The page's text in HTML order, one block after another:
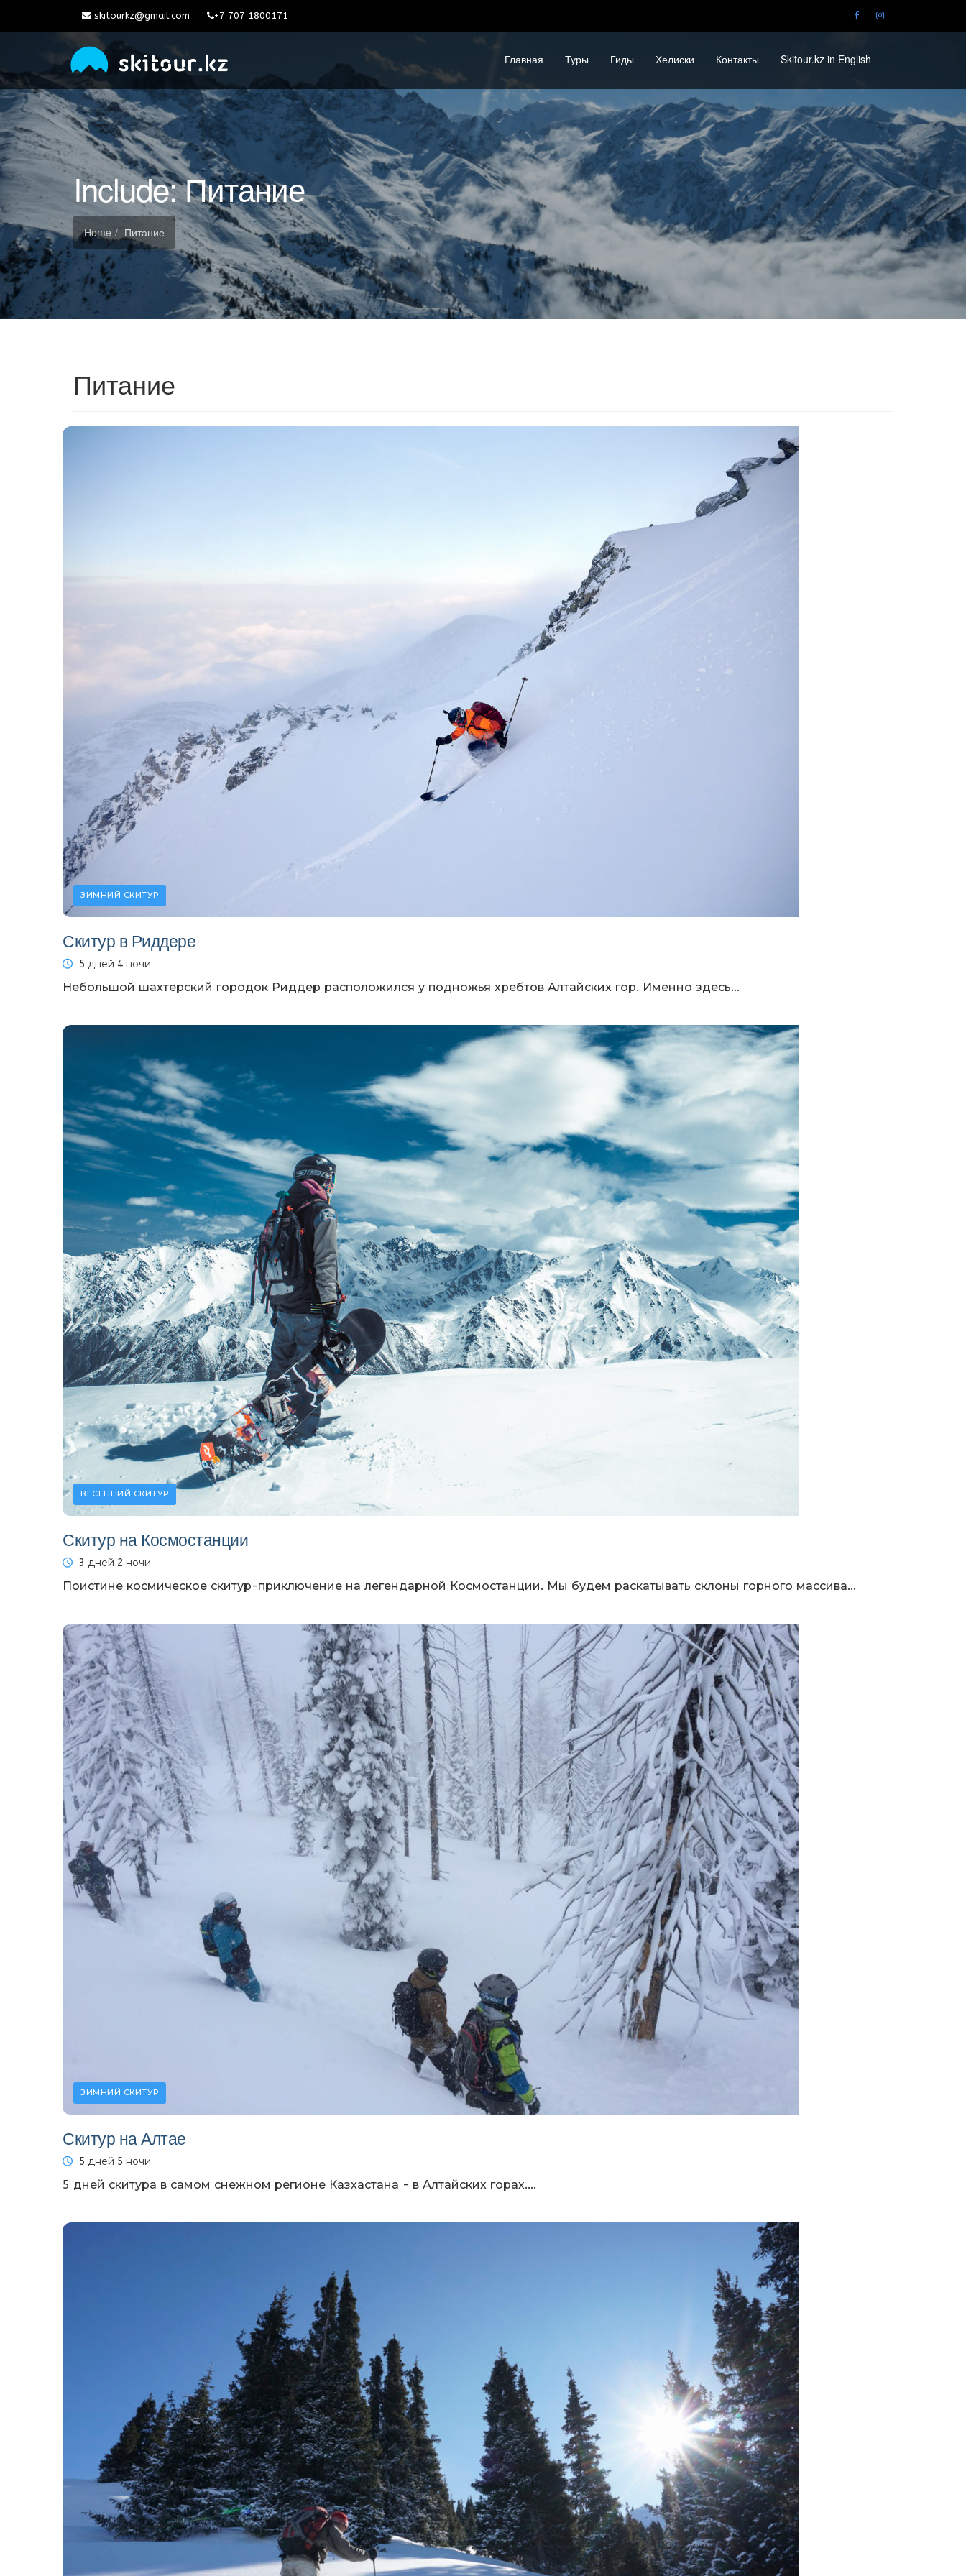
skitourkz@gmail.com +7 707 1800171
Главная Туры Гиды Хелиски Контакты Skitour.kz in English
Include: Питание
Home Питание
Питание
ЗИМНИЙ СКИТУР
Скитур в Риддере
5 дней 4 ночи
Небольшой шахтерский городок Риддер расположился у подножья хребтов Алтайских гор. Именно здесь...
ВЕСЕННИЙ СКИТУР
Скитур на Космостанции
3 дней 2 ночи
Поистине космическое скитур-приключение на легендарной Космостанции. Мы будем раскатывать склоны горного массива...
ЗИМНИЙ СКИТУР
Скитур на Алтае
5 дней 5 ночи
5 дней скитура в самом снежном регионе Казхастана - в Алтайских горах....